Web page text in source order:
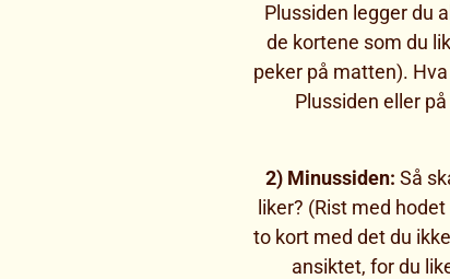
Plussiden legger du
de kortene som du
peker på matten).
Plussiden eller
2) Minussiden: Så
liker? (Rist med
to kort med det du
ansiktet, for du